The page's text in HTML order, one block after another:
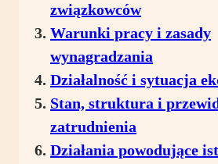
związkowców
Warunki pracy i zasady
wynagradzania
Działalność i sytuacja
Stan, struktura i
zatrudnienia
Działania powodujące